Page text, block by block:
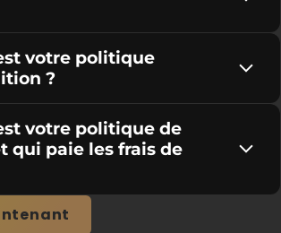
votre politique
?
votre politique de
qui paie les frais de